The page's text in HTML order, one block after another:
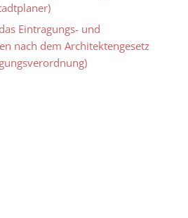
Eintragungs- und
nach dem Architektengesetz